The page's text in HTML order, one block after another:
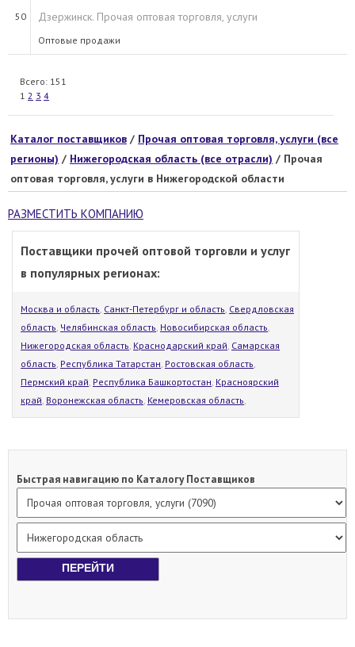
50 Дзержинск. Прочая оптовая торговля, услуги
Оптовые продажи
Всего: 151
1 2 3 4
Каталог поставщиков / Прочая оптовая торговля, услуги (все
регионы) / Нижегородская область (все отрасли) / Прочая
оптовая торговля, услуги в Нижегородской области
РАЗМЕСТИТЬ КОМПАНИЮ
Поставщики прочей оптовой торговли и услуг
в популярных регионах:
Москва и область, Санкт-Петербург и область, Свердловская
область, Челябинская область, Новосибирская область,
Нижегородская область, Краснодарский край, Самарская
область, Республика Татарстан, Ростовская область,
Пермский край, Республика Башкортостан, Красноярский
край, Воронежская область, Кемеровская область,
Быстрая навигацию по Каталогу Поставщиков